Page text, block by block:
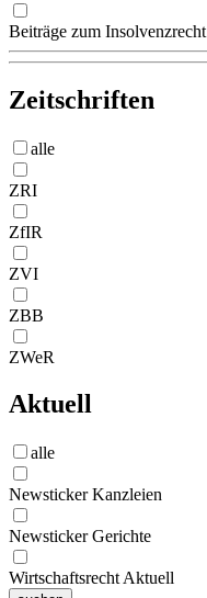
Beiträge zum Insolvenzrecht
Zeitschriften
alle
ZRI
ZfIR
ZVI
ZBB
ZWeR
Aktuell
alle
Newsticker Kanzleien
Newsticker Gerichte
Wirtschaftsrecht Aktuell